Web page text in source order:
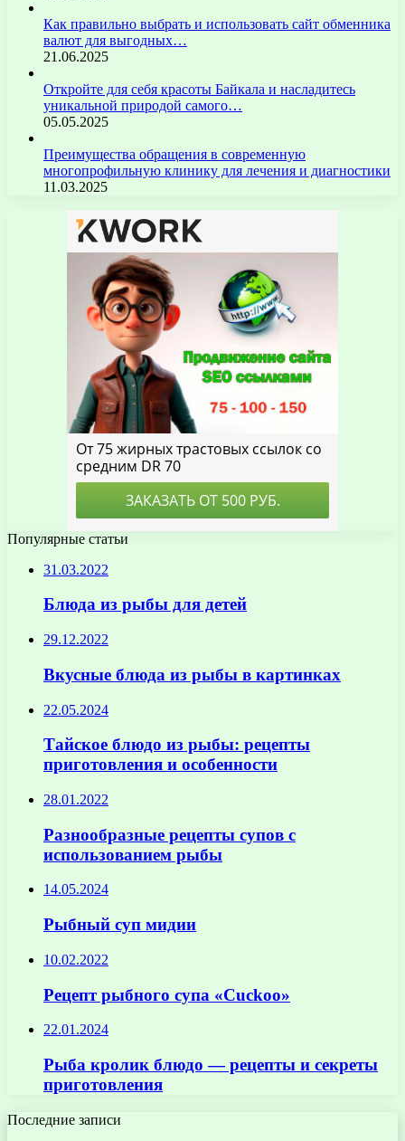
Как правильно выбрать и использовать сайт обменника
валют для выгодных…
21.06.2025
Откройте для себя красоты Байкала и насладитесь
уникальной природой самого…
05.05.2025
Преимущества обращения в современную
многопрофильную клинику для лечения и диагностики
11.03.2025
Популярные статьи
31.03.2022
Блюда из рыбы для детей
29.12.2022
Вкусные блюда из рыбы в картинках
22.05.2024
Тайское блюдо из рыбы: рецепты
приготовления и особенности
28.01.2022
Разнообразные рецепты супов с
использованием рыбы
14.05.2024
Рыбный суп мидии
10.02.2022
Рецепт рыбного супа «Cuckoo»
22.01.2024
Рыба кролик блюдо — рецепты и секреты
приготовления
Последние записи